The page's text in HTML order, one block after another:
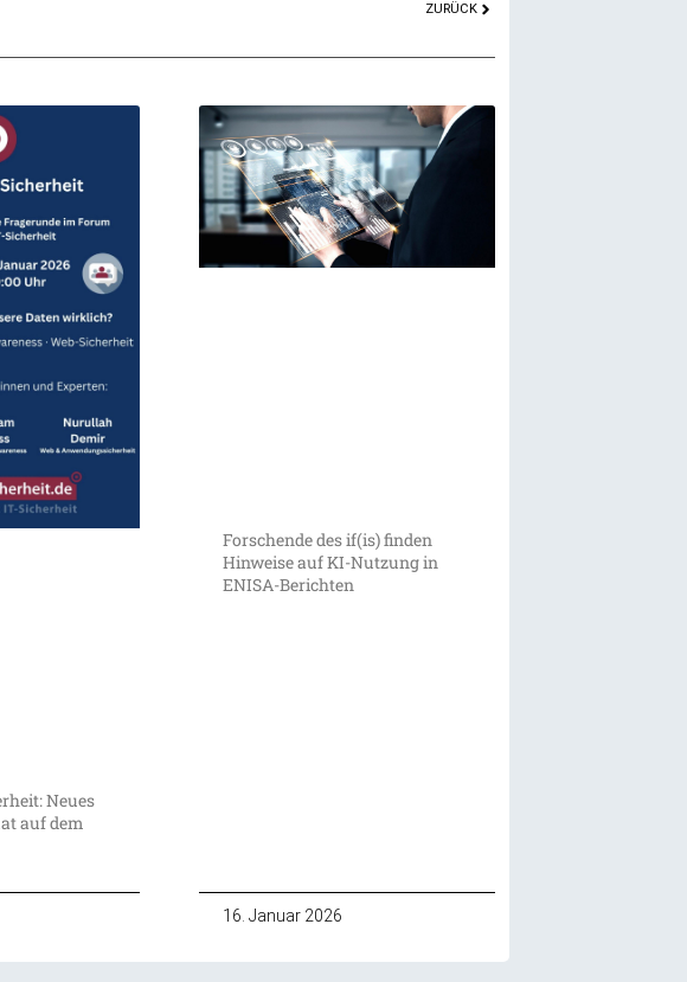
ZURÜCK
Neues
auf dem
Forschende des if(is) finden
Hinweise auf KI-Nutzung in
ENISA-Berichten
16. Januar 2026